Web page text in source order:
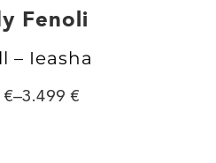
Fenoli
– Ieasha
–3.499